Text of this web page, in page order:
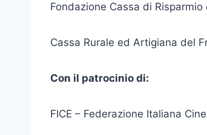
Fondazione Cassa di Risparmio
Cassa Rurale ed Artigiana del
Con il patrocinio di:
FICE – Federazione Italiana